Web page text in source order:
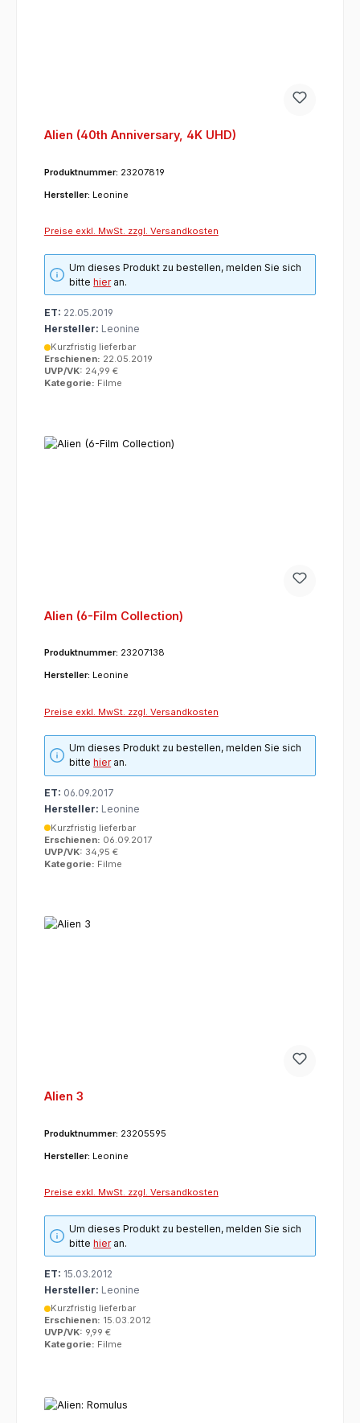
Alien (40th Anniversary, 4K UHD)
Produktnummer: 23207819
Hersteller: Leonine
Preise exkl. MwSt. zzgl. Versandkosten
Um dieses Produkt zu bestellen, melden Sie sich
bittehieran.
ET: 22.05.2019
Hersteller: Leonine
Kurzfristig lieferbar
Erschienen: 22.05.2019
UVP/VK: 24,99 €
Kategorie: Filme
Alien (6-Film Collection)
Produktnummer: 23207138
Hersteller: Leonine
Preise exkl. MwSt. zzgl. Versandkosten
Um dieses Produkt zu bestellen, melden Sie sich
bittehieran.
ET: 06.09.2017
Hersteller: Leonine
Kurzfristig lieferbar
Erschienen: 06.09.2017
UVP/VK: 34,95 €
Kategorie: Filme
Alien 3
Produktnummer: 23205595
Hersteller: Leonine
Preise exkl. MwSt. zzgl. Versandkosten
Um dieses Produkt zu bestellen, melden Sie sich
bittehieran.
ET: 15.03.2012
Hersteller: Leonine
Kurzfristig lieferbar
Erschienen: 15.03.2012
UVP/VK: 9,99 €
Kategorie: Filme